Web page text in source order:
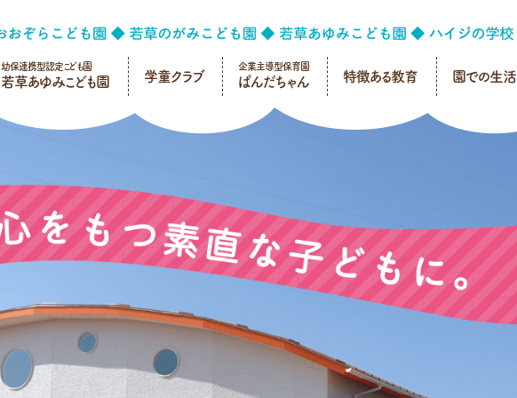
幼保連携型認定こども園
若草あゆみこども園 学童クラブ
企業主導型保育園
ぱんだちゃん 特徴ある教育 園での生活